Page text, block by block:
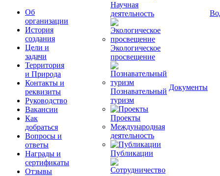
Об
организации
История
создания
Цели и
задачи
Территория
и Природа
Контакты и
реквизиты
Руководство
Вакансии
Как
добраться
Вопросы и
ответы
Награды и
сертификаты
Отзывы
Научная
деятельность
Экологическое
просвещение
Познавательный
туризм
Проекты
Международная
деятельность
Публикации
Документы